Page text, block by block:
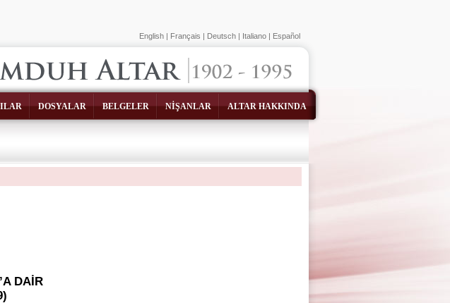
DOSYALAR BELGELER NİŞANLAR ALTAR HAKKINDA
English | Français | Deutsch | Italiano | Español
DAİR